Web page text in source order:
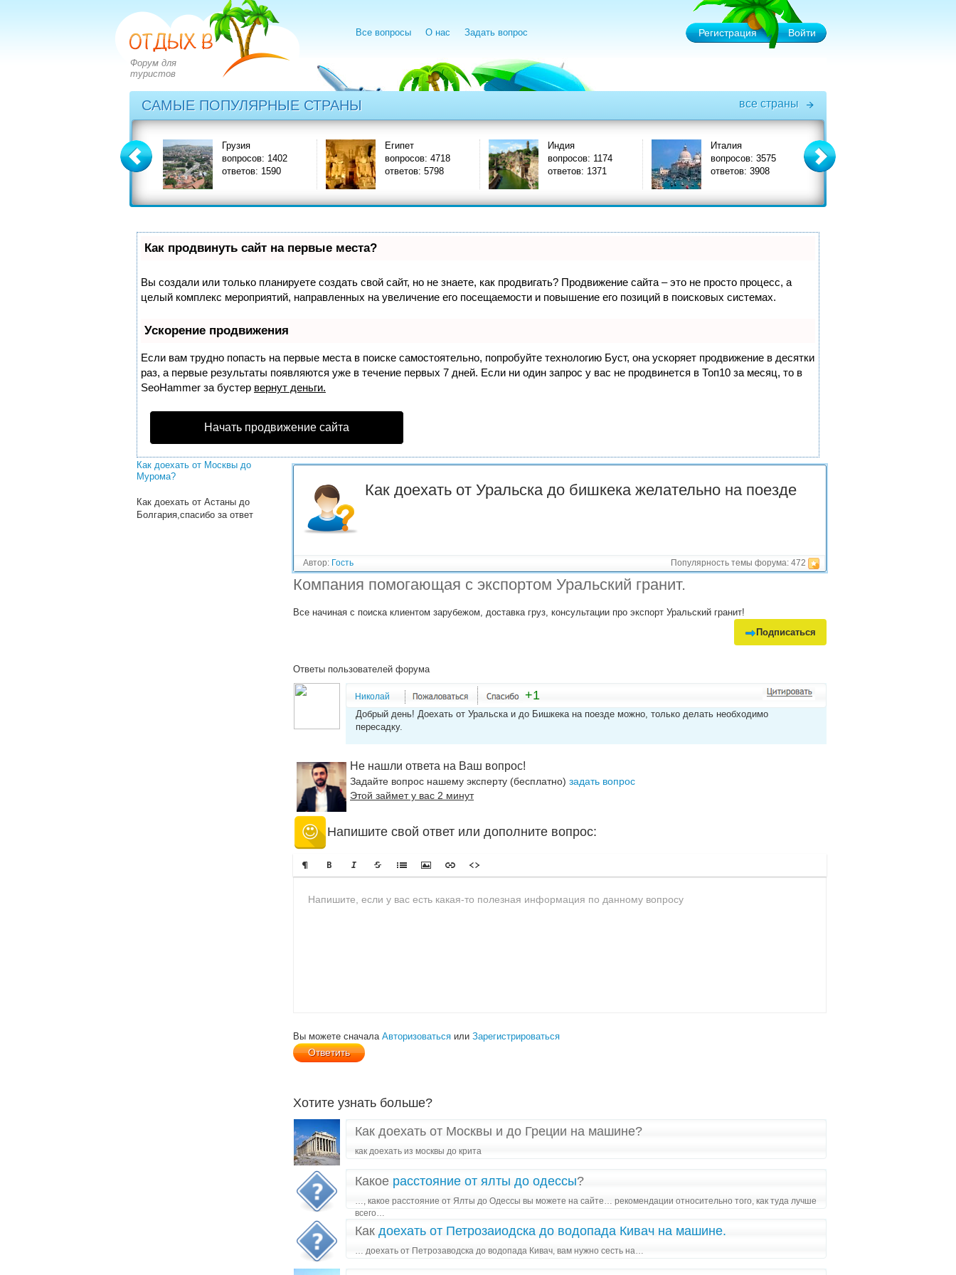
Форум для
туристов
Все вопросы О нас Задать вопрос Регистрация Войти
САМЫЕ ПОПУЛЯРНЫЕ СТРАНЫ все страны
вопросов: 2828
Грузия
вопросов: 1402
ответов: 1590
Египет
вопросов: 4718
ответов: 5798
Индия
вопросов: 1174
ответов: 1371
Италия
вопросов: 3575
ответов: 3908
Решенные вопросы!
Как добраться от Белгорода до
Севастополя минуя украину
Как доехать от Сочи до Гудаута
и по времени сколько займет
дорога
Как доехать от Москвы до
Портвино?
Как доехать от Москвы до
Мурома?
Как доехать от Астаны до
Болгария,спасибо за ответ
Как продвинуть сайт на первые места?
Вы создали или только планируете создать свой сайт, но не знаете, как продвигать? Продвижение сайта – это не просто процесс, а
целый комплекс мероприятий, направленных на увеличение его посещаемости и повышение его позиций в поисковых системах.
Ускорение продвижения
Если вам трудно попасть на первые места в поиске самостоятельно, попробуйте технологию Буст, она ускоряет продвижение в десятки
раз, а первые результаты появляются уже в течение первых 7 дней. Если ни один запрос у вас не продвинется в Топ10 за месяц, то в
SeoHammer за бустер вернут деньги.
Начать продвижение сайта
Как доехать от Уральска до бишкека желательно на поезде
Автор: Гость Популярность темы форума: 472
Компания помогающая с экспортом Уральский гранит.
Все начиная с поиска клиентом зарубежом, доставка груз, консультации про экспорт Уральский гранит!
Подписаться
Ответы пользователей форума
Николай +1
Добрый день! Доехать от Уральска и до Бишкека на поезде можно, только делать необходимо
пересадку.
Не нашли ответа на Ваш вопрос!
Задайте вопрос нашему эксперту (бесплатно) задать вопрос
Этой займет у вас 2 минут
Напишите свой ответ или дополните вопрос:
Вы можете сначала Авторизоваться или Зарегистрироваться
Хотите узнать больше?
Как доехать от Москвы и до Греции на машине?
как доехать из москвы до крита
Какое расстояние от ялты до одессы?
…, какое расстояние от Ялты до Одессы вы можете на сайте… рекомендации относительно того, как туда лучше
всего…
Как доехать от Петрозаиодска до водопада Кивач на машине.
… доехать от Петрозаводска до водопада Кивач, вам нужно сесть на…